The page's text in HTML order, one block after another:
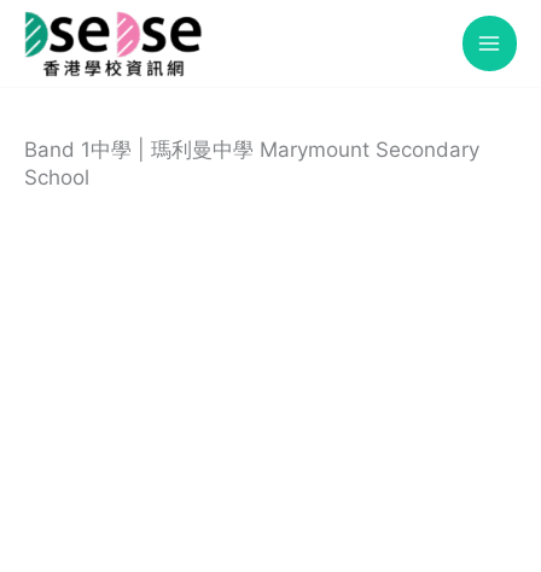
Skip
Band 1中學 | 瑪利曼中學 Marymount Secondary
School